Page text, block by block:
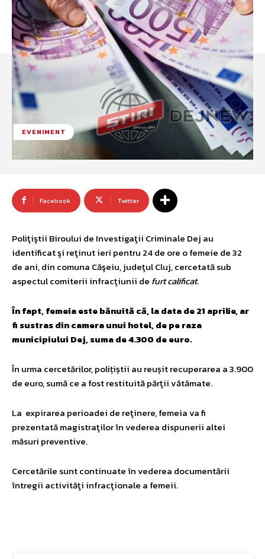
EVENIMENT
Facebook Twitter
Poliţiştii Biroului de Investigaţii Criminale Dej au
identificat şi reţinut ieri pentru 24 de ore o femeie de 32
de ani, din comuna Căşeiu, judeţul Cluj, cercetată sub
aspectul comiterii infracţiunii de furt calificat.
În fapt, femeia este bănuită că, la data de 21 aprilie, ar
fi sustras din camera unui hotel, de pe raza
municipiului Dej, suma de 4.300 de euro.
În urma cercetărilor, polițiștii au reușit recuperarea a 3.900
de euro, sumă ce a fost restituită părţii vătămate.
La expirarea perioadei de reţinere, femeia va fi
prezentată magistraţilor în vederea dispunerii altei
măsuri preventive.
Cercetările sunt continuate în vederea documentării
întregii activităţi infracţionale a femeii.